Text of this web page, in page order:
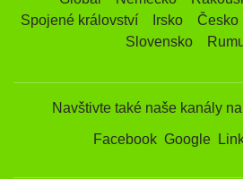
Spojené království
Irsko Česko
Slovensko
Navštivte také naše kanály
Facebook Google